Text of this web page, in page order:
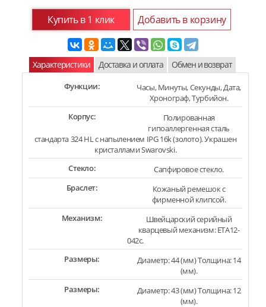
Купить в 1 клик Добавить в корзину
Характеристики Доставка и оплата Обмен и возврат
Функции:
Часы, Минуты, Секунды, Дата,
Хронограф, Турбийон.
Корпус:
Полированная
гипоаллергенная сталь
стандарта 324 HL с напылением IPG 16k (золото). Украшен
кристаллами Swarovski.
Стекло:
Сапфировое стекло.
Браслет:
Кожаный ремешок с
фирменной клипсой.
Механизм:
Швейцарский серийный
кварцевый механизм: ETA12-
042c.
Размеры:
Диаметр: 44 (мм) Толщина: 14
(мм).
Размеры:
Диаметр: 43 (мм) Толщина: 12
(мм).